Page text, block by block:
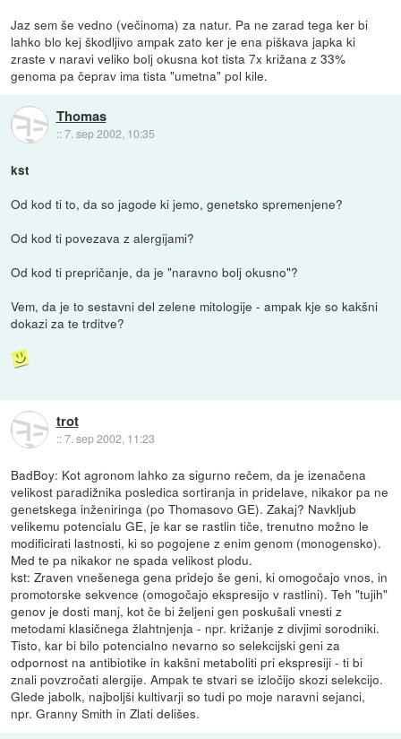
Jaz sem še vedno (večinoma) za natur. Pa ne zarad tega ker bi
lahko blo kej škodljivo ampak zato ker je ena piškava japka ki
zraste v naravi veliko bolj okusna kot tista 7x križana z 33%
genoma pa čeprav ima tista "umetna" pol kile.
Thomas
::7. sep 2002, 10:35
kst
Od kod ti to, da so jagode ki jemo, genetsko spremenjene?
Od kod ti povezava z alergijami?
Od kod ti prepričanje, da je "naravno bolj okusno"?
Vem, da je to sestavni del zelene mitologije - ampak kje so kakšni
dokazi za te trditve?
trot
::7. sep 2002, 11:23
BadBoy: Kot agronom lahko za sigurno rečem, da je izenačena
velikost paradižnika posledica sortiranja in pridelave, nikakor pa ne
genetskega inženiringa (po Thomasovo GE). Zakaj? Navkljub
velikemu potencialu GE, je kar se rastlin tiče, trenutno možno le
modificirati lastnosti, ki so pogojene z enim genom (monogensko).
Med te pa nikakor ne spada velikost plodu.
kst: Zraven vnešenega gena pridejo še geni, ki omogočajo vnos, in
promotorske sekvence (omogočajo ekspresijo v rastlini). Teh "tujih"
genov je dosti manj, kot če bi željeni gen poskušali vnesti z
metodami klasičnega žlahtnjenja - npr. križanje z divjimi sorodniki.
Tisto, kar bi bilo potencialno nevarno so selekcijski geni za
odpornost na antibiotike in kakšni metaboliti pri ekspresiji - ti bi
znali povzročati alergije. Ampak te stvari se izločijo skozi selekcijo.
Glede jabolk, najboljši kultivarji so tudi po moje naravni sejanci,
npr. Granny Smith in Zlati delišes.